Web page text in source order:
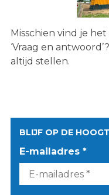
Misschien vind je
‘Vraag en
altijd stellen.
BLIJF OP DE
E-mailadres *